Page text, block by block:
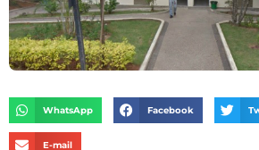
WhatsApp Facebook
E-mail